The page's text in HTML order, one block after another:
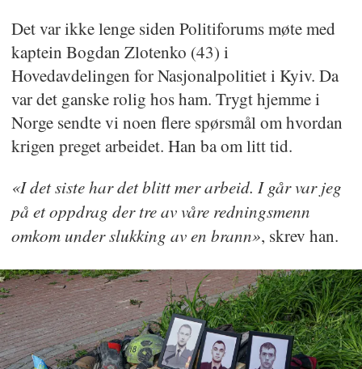
Det var ikke lenge siden Politiforums møte med
kaptein Bogdan Zlotenko (43) i
Hovedavdelingen for Nasjonalpolitiet i Kyiv. Da
var det ganske rolig hos ham. Trygt hjemme i
Norge sendte vi noen flere spørsmål om hvordan
krigen preget arbeidet. Han ba om litt tid.
«I det siste har det blitt mer arbeid. I går var jeg
på et oppdrag der tre av våre redningsmenn
omkom under slukking av en brann», skrev han.